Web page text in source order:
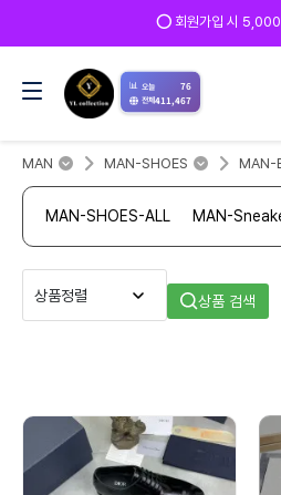
⭕ 회원가입 시
📊 오늘 76
전체411,467
MAN MAN-SHOES MAN-
MAN-SHOES-ALL MAN-
상품 검색